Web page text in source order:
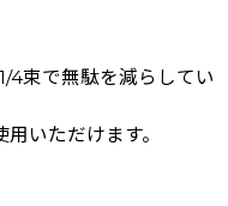
4束で無駄を減らしてい
いただけます。